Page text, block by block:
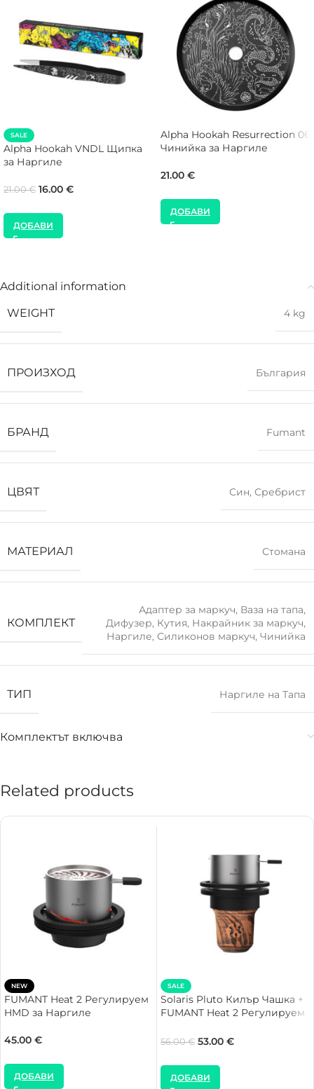
SALE
Alpha Hookah VNDL Щипка
за Наргиле
21.00€ 16.00 €
ДОБАВИ
Alpha Hookah Resurrection 06
Чинийка за Наргиле
21.00 €
ДОБАВИ
Additional information
WEIGHT
4 kg
ПРОИЗХОД България
БРАНД Fumant
ЦВЯТ Син, Сребрист
МАТЕРИАЛ Стомана
КОМПЛЕКТ
Адаптер за маркуч, Ваза на тапа,
Дифузер, Кутия, Накрайник за маркуч,
Наргиле, Силиконов маркуч, Чинийка
ТИП Наргиле на Тапа
Комплектът включва
Related products
NEW
FUMANT Heat 2 Регулируем
HMD за Наргиле
45.00 €
ДОБАВИ
SALE
Solaris Pluto Килър Чашка +
FUMANT Heat 2 Регулируем
56.00€ 53.00 €
ДОБАВИ